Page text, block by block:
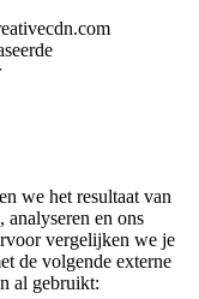
we het resultaat van
analyseren en ons
vergelijken we je
de volgende externe
al gebruikt: